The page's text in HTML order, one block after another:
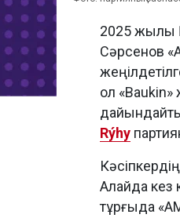
2025 жылы
Сәрсенов
ол
Rýhy
Алайда кез
тұрғыда